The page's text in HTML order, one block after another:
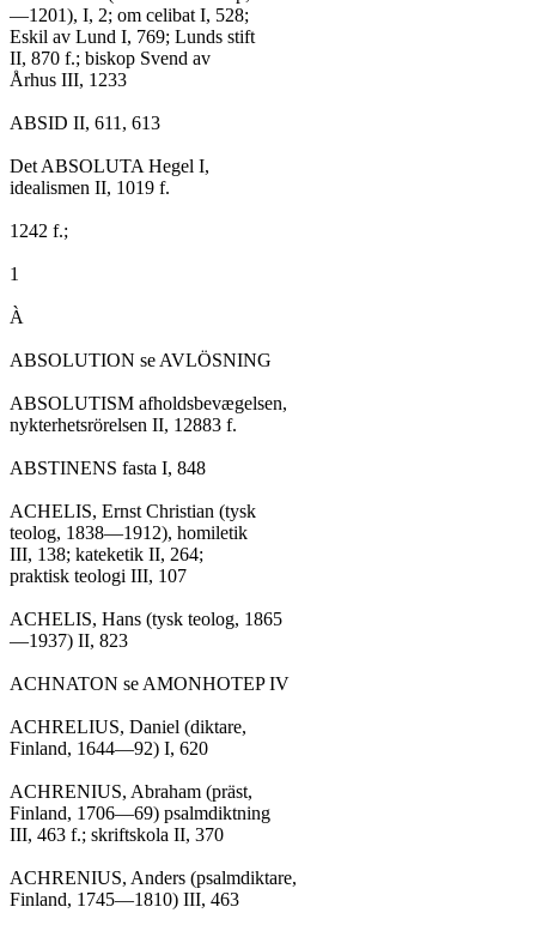
—1201), I, 2; om celibat I, 528;
Eskil av Lund I, 769; Lunds stift
II, 870 f.; biskop Svend av
Århus III, 1233
ABSID II, 611, 613
Det ABSOLUTA Hegel I,
idealismen II, 1019 f.
1242 f.;
1
À
ABSOLUTION se AVLÖSNING
ABSOLUTISM afholdsbevægelsen,
nykterhetsrörelsen II, 12883 f.
ABSTINENS fasta I, 848
ACHELIS, Ernst Christian (tysk
teolog, 1838—1912), homiletik
III, 138; kateketik II, 264;
praktisk teologi III, 107
ACHELIS, Hans (tysk teolog, 1865
—1937) II, 823
ACHNATON se AMONHOTEP IV
ACHRELIUS, Daniel (diktare,
Finland, 1644—92) I, 620
ACHRENIUS, Abraham (präst,
Finland, 1706—69) psalmdiktning
III, 463 f.; skriftskola II, 370
ACHRENIUS, Anders (psalmdiktare,
Finland, 1745—1810) III, 463